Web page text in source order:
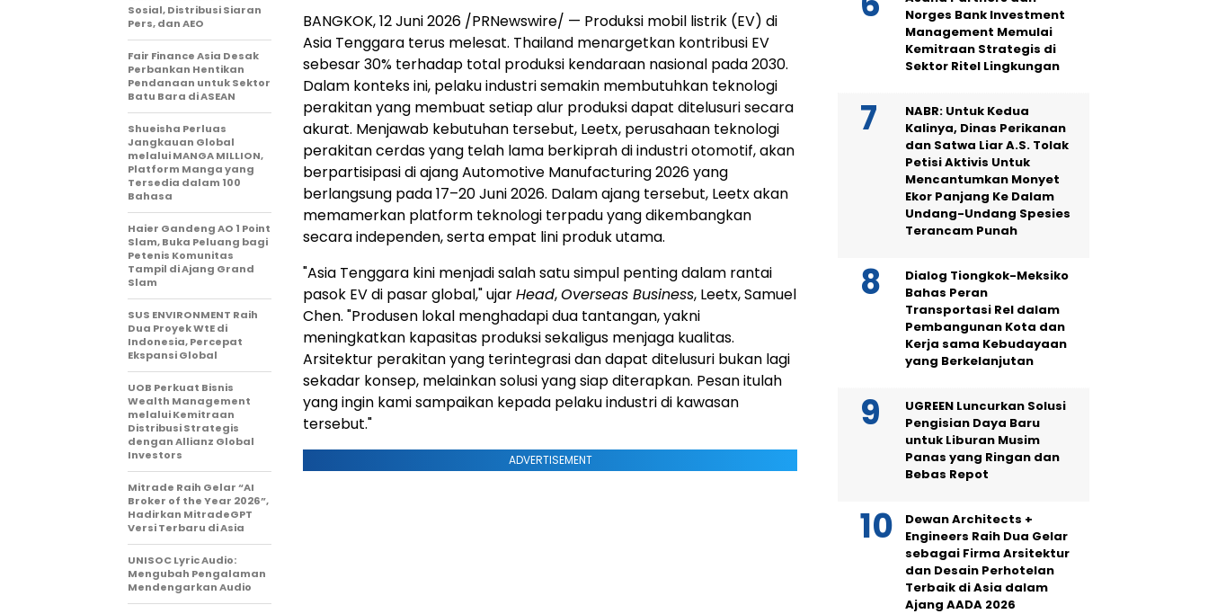
BANGKOK, 12 Juni 2026 /PRNewswire/ — Produksi mobil listrik (EV) di
Asia Tenggara terus melesat. Thailand menargetkan kontribusi EV
sebesar 30% terhadap total produksi kendaraan nasional pada 2030.
Dalam konteks ini, pelaku industri semakin membutuhkan teknologi
perakitan yang membuat setiap alur produksi dapat ditelusuri secara
akurat. Menjawab kebutuhan tersebut, Leetx, perusahaan teknologi
perakitan cerdas yang telah lama berkiprah di industri otomotif, akan
berpartisipasi di ajang Automotive Manufacturing 2026 yang
berlangsung pada 17–20 Juni 2026. Dalam ajang tersebut, Leetx akan
memamerkan platform teknologi terpadu yang dikembangkan
secara independen, serta empat lini produk utama.
"Asia Tenggara kini menjadi salah satu simpul penting dalam rantai
pasok EV di pasar global," ujarHead,Overseas Business, Leetx, Samuel
Chen. "Produsen lokal menghadapi dua tantangan, yakni
meningkatkan kapasitas produksi sekaligus menjaga kualitas.
Arsitektur perakitan yang terintegrasi dan dapat ditelusuri bukan lagi
sekadar konsep, melainkan solusi yang siap diterapkan. Pesan itulah
yang ingin kami sampaikan kepada pelaku industri di kawasan
tersebut."
ADVERTISEMENT
Sosial, Distribusi Siaran
Pers, dan AEO
Fair Finance Asia Desak
Perbankan Hentikan
Pendanaan untuk Sektor
Batu Bara di ASEAN
Shueisha Perluas
Jangkauan Global
melalui MANGA MILLION,
Platform Manga yang
Tersedia dalam 100
Bahasa
Haier Gandeng AO 1 Point
Slam, Buka Peluang bagi
Petenis Komunitas
Tampil di Ajang Grand
Slam
SUS ENVIRONMENT Raih
Dua Proyek WtE di
Indonesia, Percepat
Ekspansi Global
UOB Perkuat Bisnis
Wealth Management
melalui Kemitraan
Distribusi Strategis
dengan Allianz Global
Investors
Mitrade Raih Gelar “AI
Broker of the Year 2026”,
Hadirkan MitradeGPT
Versi Terbaru di Asia
UNISOC Lyric Audio:
Mengubah Pengalaman
Mendengarkan Audio
Norges Bank Investment
Management Memulai
Kemitraan Strategis di
Sektor Ritel Lingkungan
NABR: Untuk Kedua
Kalinya, Dinas Perikanan
dan Satwa Liar A.S. Tolak
Petisi Aktivis Untuk
Mencantumkan Monyet
Ekor Panjang Ke Dalam
Undang-Undang Spesies
Terancam Punah
Dialog Tiongkok-Meksiko
Bahas Peran
Transportasi Rel dalam
Pembangunan Kota dan
Kerja sama Kebudayaan
yang Berkelanjutan
UGREEN Luncurkan Solusi
Pengisian Daya Baru
untuk Liburan Musim
Panas yang Ringan dan
Bebas Repot
Dewan Architects +
Engineers Raih Dua Gelar
sebagai Firma Arsitektur
dan Desain Perhotelan
Terbaik di Asia dalam
Ajang AADA 2026